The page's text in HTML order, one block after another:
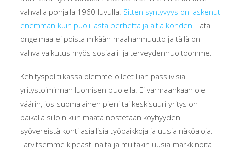
vahvalla pohjalla 1960-luvulla. Sitten syntyvyys on laskenut
enemmän kuin puoli lasta perhettä ja äitiä kohden. Tätä
ongelmaa ei poista mikään maahanmuutto ja tällä on
vahva vaikutus myös sosiaali- ja terveydenhuoltoomme.
Kehityspolitiikassa olemme olleet liian passiivisia
yritystoiminnan luomisen puolella. Ei varmaankaan ole
väärin, jos suomalainen pieni tai keskisuuri yritys on
paikalla silloin kun maata nostetaan köyhyyden
syövereistä kohti asiallisia työpaikkoja ja uusia näköaloja.
Tarvitsemme kipeästi näitä ja muitakin uusia markkinoita